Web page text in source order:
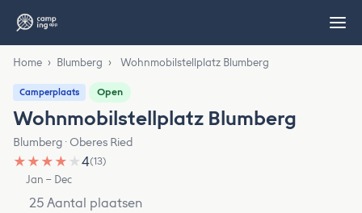
Home › Blumberg › Wohnmobilstellplatz Blumberg
Camperplaats Open
Wohnmobilstellplatz Blumberg
Blumberg · Oberes Ried
★ ★ ★ ★ ★4(13)
Jan – Dec
25 Aantal plaatsen